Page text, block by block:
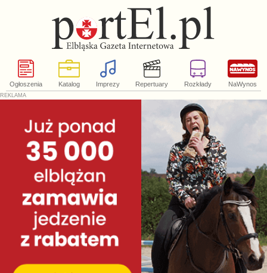
Ogłoszenia Katalog Imprezy Repertuary Rozkłady NaWynos